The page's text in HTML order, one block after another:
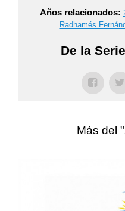
Años relacionados:
Radhamés
De la
Más del "